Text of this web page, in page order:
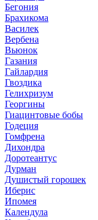
Бегония
Брахикома
Василек
Вербена
Вьюнок
Газания
Гайлардия
Гвоздика
Гелихризум
Георгины
Гиацинтовые бобы
Годеция
Гомфрена
Дихондра
Доротеантус
Дурман
Душистый горошек
Иберис
Ипомея
Календула